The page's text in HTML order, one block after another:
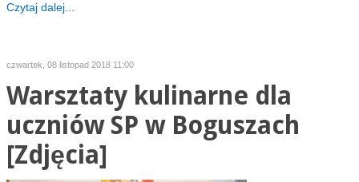
Czytaj dalej...
czwartek, 08 listopad 2018 11:00
Warsztaty kulinarne dla
uczniów SP w Boguszach
[Zdjęcia]